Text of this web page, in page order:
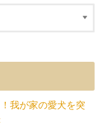
我が家の愛犬を突